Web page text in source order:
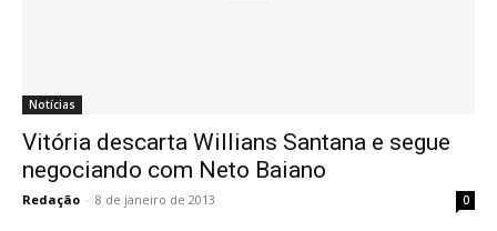
Notícias
Vitória descarta Willians Santana e segue
negociando com Neto Baiano
Redação - 8 de janeiro de 2013 0